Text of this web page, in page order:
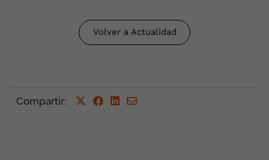
Volver a Actualidad
Compartir: